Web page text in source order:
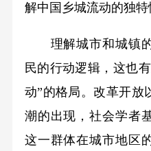
解中国乡城流动的独特
理解城市和城镇的
民的行动逻辑，这也
动”的格局。改革开放
潮的出现，社会学者
这一群体在城市地区